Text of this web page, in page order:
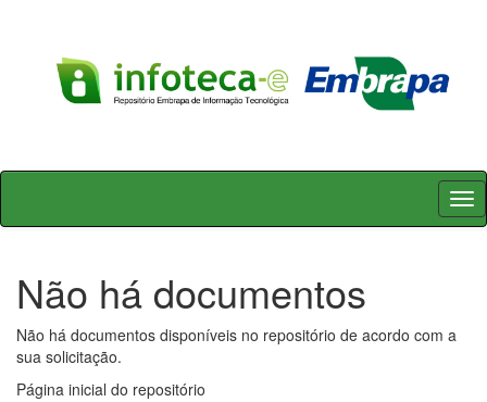
Skip
Não há documentos
Não há documentos disponíveis no repositório de acordo com a
sua solicitação.
Página inicial do repositório